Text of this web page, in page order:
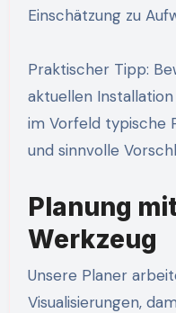
Einschätzung zu
Praktischer Tipp:
aktuellen
im Vorfeld typische
und sinnvolle
Planung
Werkzeug
Unsere Planer
Visualisierungen,